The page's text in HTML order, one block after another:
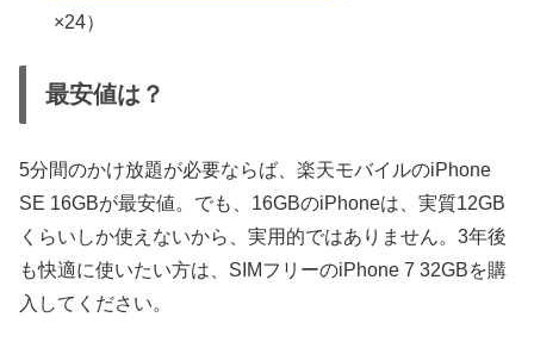
×24）
最安値は？
5分間のかけ放題が必要ならば、楽天モバイルのiPhone
SE 16GBが最安値。でも、16GBのiPhoneは、実質12GB
くらいしか使えないから、実用的ではありません。3年後
も快適に使いたい方は、SIMフリーのiPhone 7 32GBを購
入してください。